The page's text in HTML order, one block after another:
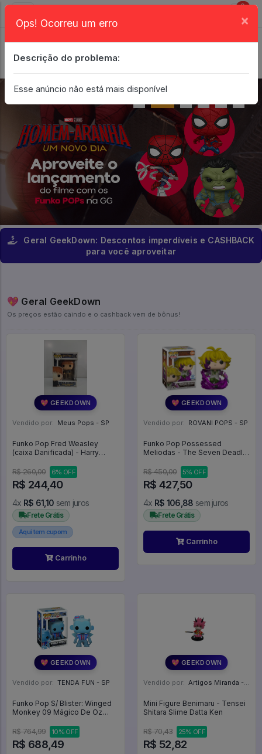
0
Geral GeekDown: Descontos imperdíveis e CASHBACK
para você aproveitar
💖 Geral GeekDown
Os preços estão caindo e o cashback vem de bônus!
💖 GEEKDOWN
Vendido por: Meus Pops - SP
Funko Pop Fred Weasley
(caixa Danificada) - Harry
R$ 260,00
6% OFF
R$ 244,40
4x R$ 61,10 sem juros
Frete Grátis
Aqui tem cupom
Carrinho
💖 GEEKDOWN
Vendido por: ROVANI POPS - SP
Funko Pop Possessed
Meliodas - The Seven Deadly
R$ 450,00
5% OFF
R$ 427,50
4x R$ 106,88 sem juros
Frete Grátis
Carrinho
💖 GEEKDOWN
Vendido por: TENDA FUN - SP
Funko Pop S/ Blister: Winged
Monkey 09 Mágico De Oz
#09 - Funko Pop - #09 -
FUNKO POP #09
R$ 764,99 10% OFF
R$ 688,49
💖 GEEKDOWN
Vendido por: Artigos Miranda - RJ
Mini Figure Benimaru - Tensei
Shitara Slime Datta Ken
R$ 70,43 25% OFF
R$ 52,82
Ops! Ocorreu um erro ×
Descrição do problema:
Esse anúncio não está mais disponível